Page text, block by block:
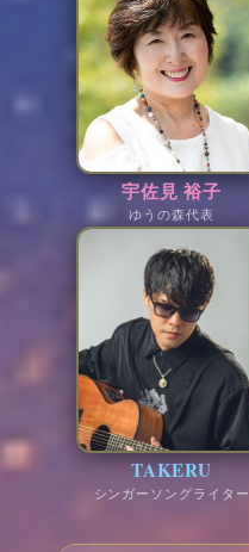
宇佐見 裕子
ゆうの森代表
TAKERU
シンガーソングライター